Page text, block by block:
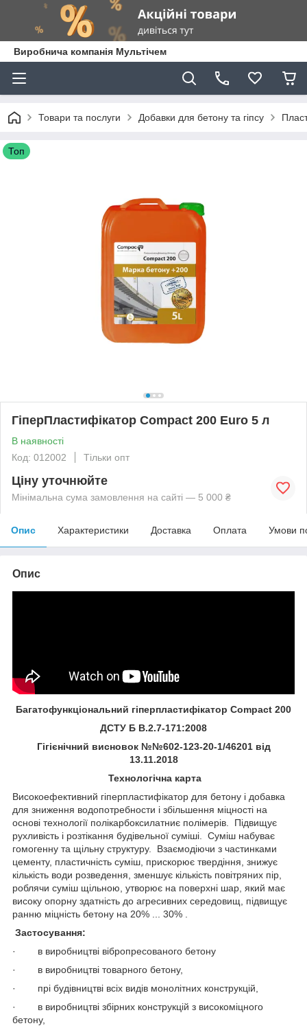
Виробнича компанія Мультічем
Товари та послуги Добавки для бетону та гіпсу
Топ
ГіперПластифікатор Compact 200 Euro 5 л
В наявності
Код: 012002
Тільки опт
Ціну уточнюйте
Мінімальна сума замовлення на сайті — 5 000 ₴
Опис Характеристики Доставка Оплата Умови
Опис
Багатофункціональний гіперпластифікатор Compact 200
ДСТУ Б В.2.7-171:2008
Гігієнічний висновок №№602-123-20-1/46201 від
13.11.2018
Технологічна карта
Високоефективний гіперпластифікатор для бетону і добавка
для зниження водопотребности і збільшення міцності на
основі технології полікарбоксилатниє полімерів. Підвищує
рухливість і розтікання будівельної суміші. Суміш набуває
гомогенну та щільну структуру. Взаємодіючи з частинками
цементу, пластичність суміш, прискорює твердіння, знижує
кількість води розведення, зменшує кількість повітряних пір,
роблячи суміш щільною, утворює на поверхні шар, який має
високу опорну здатність до агресивних середовищ, підвищує
ранню міцність бетону на 20% ... 30% .
Застосування:
· в виробництві вібропресованого бетону
· в виробництві товарного бетону,
· прі будівництві всіх видів монолітних конструкцій,
· в виробництві збірних конструкцій з високоміцного
бетону,